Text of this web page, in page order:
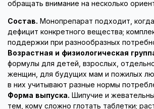
обращать внимание на несколько
Состав. Монопрепарат подходит,
дефицит конкретного вещества;
поддержки при разнообразных
Возрастная и физиологическая
формулы для детей, взрослых,
женщин, для будущих мам и пожилых
в них учитывают разные нормы
Форма выпуска. Шипучие и
тем, кому сложно глотать таблетки;